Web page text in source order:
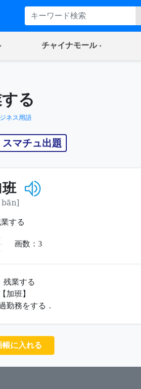
チャイナモール(current)
る
ネス用語
スマチュ出題
する
画数： 3
残業する
加班】
勤務をする．
に入れる